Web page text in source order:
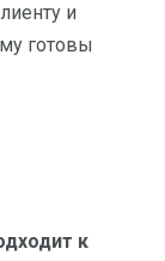
и
готовы
к